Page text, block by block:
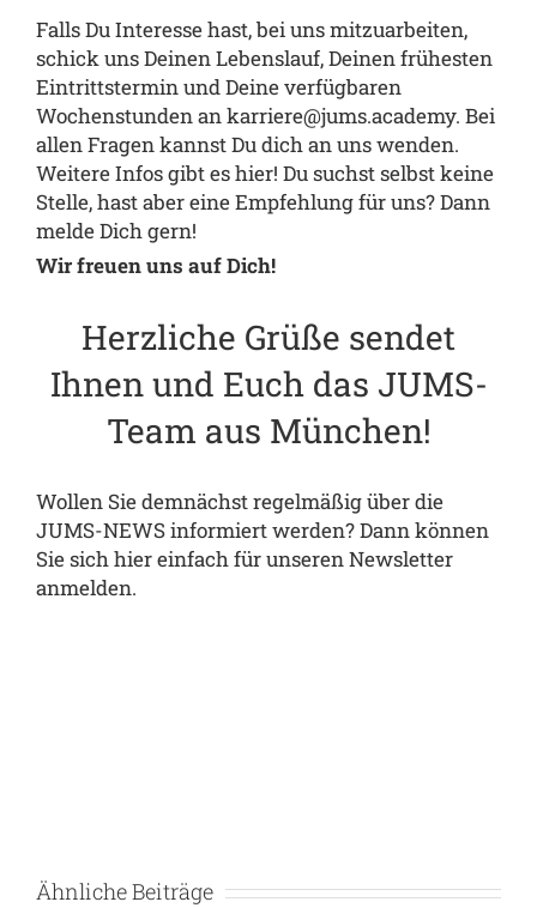
Falls Du Interesse hast, bei uns mitzuarbeiten,
schick uns Deinen Lebenslauf, Deinen frühesten
Eintrittstermin und Deine verfügbaren
Wochenstunden ankarriere@jums.academy. Bei
allen Fragen kannst Du dich an uns wenden.
Weitere Infos gibt es hier! Du suchst selbst keine
Stelle, hast aber eine Empfehlung für uns? Dann
melde Dich gern!
Wir freuen uns auf Dich!
Herzliche Grüße sendet
Ihnen und Euch das JUMS-
Team aus München!
Wollen Sie demnächst regelmäßig über die
JUMS-NEWS informiert werden? Dann können
Sie sichhiereinfach für unserenNewsletter
anmelden.
Ähnliche Beiträge